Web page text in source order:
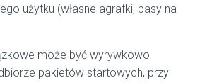
użytku (własne agrafki, pasy na
może być wyrywkowo
pakietów startowych, przy